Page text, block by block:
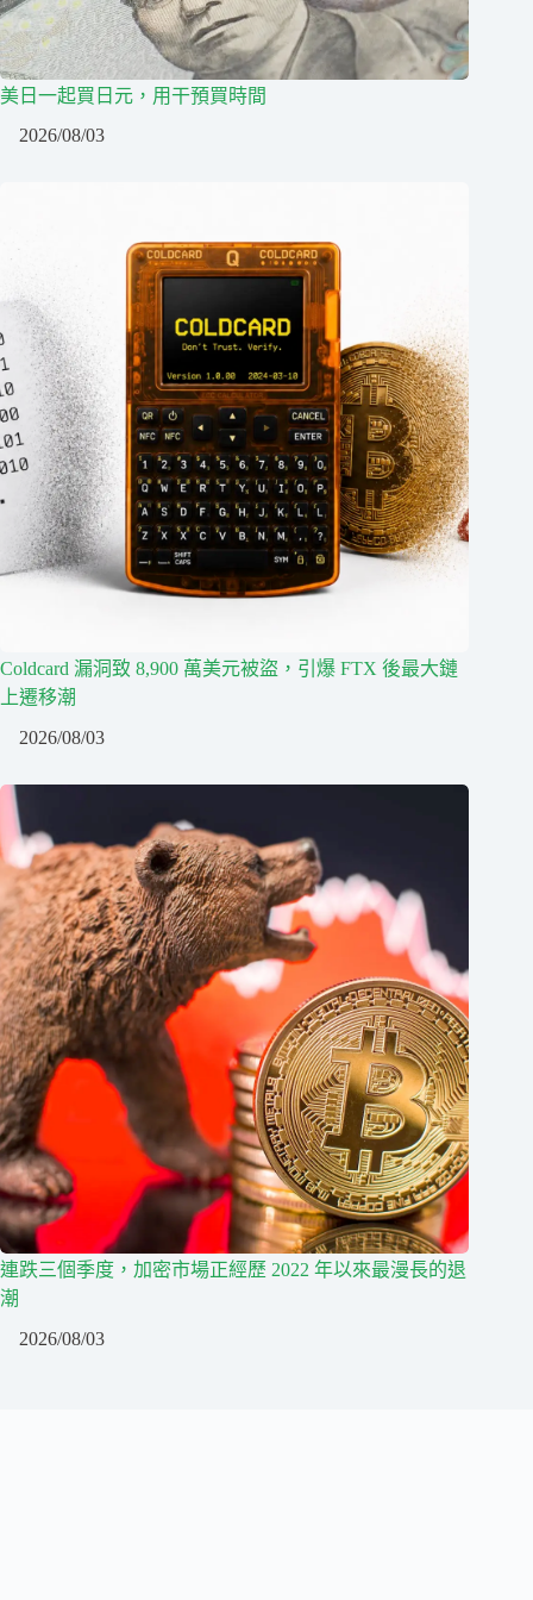
美日一起買日元，用干預買時間
2026/08/03
Coldcard 漏洞致 8,900 萬美元被盜，引爆 FTX 後最大鏈
上遷移潮
2026/08/03
連跌三個季度，加密市場正經歷 2022 年以來最漫長的退
潮
2026/08/03